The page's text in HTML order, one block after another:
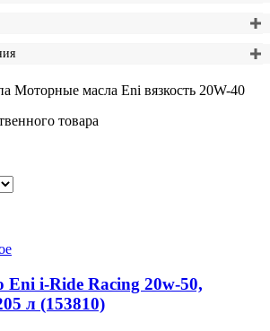
Моторные масла Eni вязкость 20W-40
товара
Eni i-Ride Racing 20w-50,
л (153810)